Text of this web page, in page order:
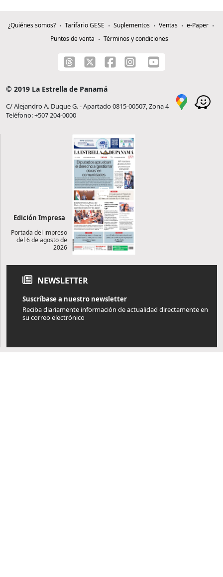
¿Quiénes somos? Tarifario GESE Suplementos Ventas
e-Paper
Puntos de venta
Términos y condiciones
© 2019 La Estrella de Panamá
C/ Alejandro A. Duque G. - Apartado 0815-00507, Zona 4
Teléfono: +507 204-0000
Edición Impresa
Portada del impreso
del 6 de agosto de
2026
NEWSLETTER
Suscríbase a nuestro newsletter
Reciba diariamente información de actualidad directamente en
su correo electrónico